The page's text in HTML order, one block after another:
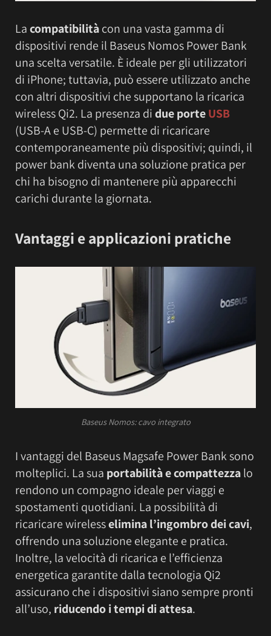
Lacompatibilitàcon una vasta gamma di
dispositivi rende il Baseus Nomos Power Bank
una scelta versatile. È ideale per gli utilizzatori
di iPhone; tuttavia, può essere utilizzato anche
con altri dispositivi che supportano la ricarica
wireless Qi2. La presenza didue porteUSB
(USB-A e USB-C) permette di ricaricare
contemporaneamente più dispositivi; quindi, il
power bank diventa una soluzione pratica per
chi ha bisogno di mantenere più apparecchi
carichi durante la giornata.
Vantaggi e applicazioni pratiche
Baseus Nomos: cavo integrato
I vantaggi del Baseus Magsafe Power Bank sono
molteplici. La sua portabilità e compattezzalo
rendono un compagno ideale per viaggi e
spostamenti quotidiani. La possibilità di
ricaricare wirelesselimina l’ingombro dei cavi,
offrendo una soluzione elegante e pratica.
Inoltre, la velocità di ricarica e l’efficienza
energetica garantite dalla tecnologia Qi2
assicurano che i dispositivi siano sempre pronti
all’uso, riducendo i tempi di attesa.